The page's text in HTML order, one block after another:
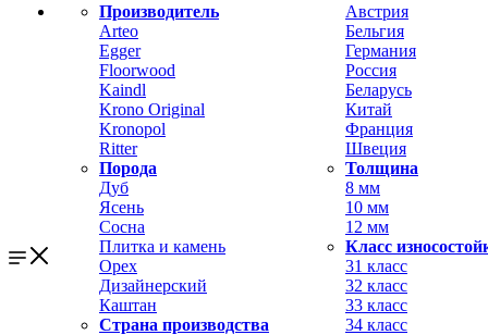
Производитель
Arteo
Egger
Floorwood
Kaindl
Krono Original
Kronopol
Ritter
Порода
Дуб
Ясень
Сосна
Плитка и камень
Орех
Дизайнерский
Каштан
Страна производства
Австрия
Бельгия
Германия
Россия
Беларусь
Китай
Франция
Швеция
Толщина
8 мм
10 мм
12 мм
Класс
31 класс
32 класс
33 класс
34 класс